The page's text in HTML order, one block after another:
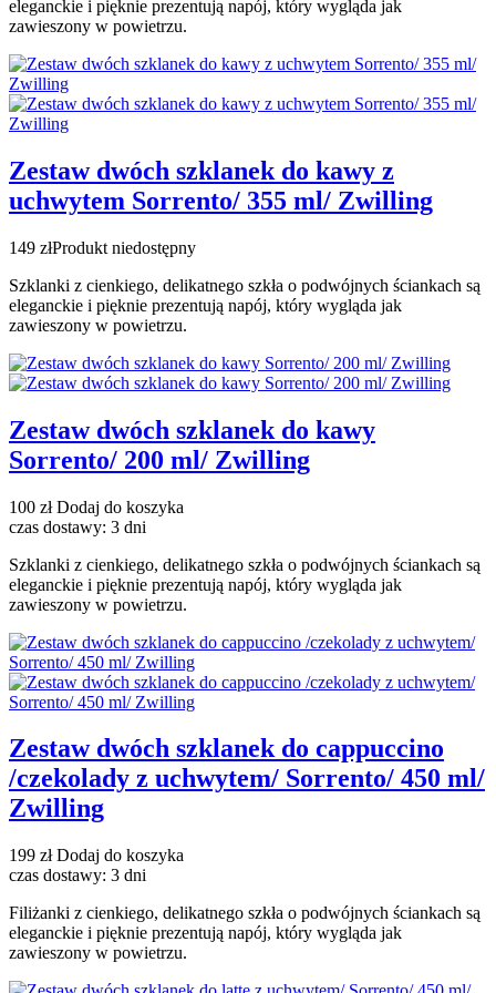
eleganckie i pięknie prezentują napój, który wygląda jak
zawieszony w powietrzu.
Zestaw dwóch szklanek do kawy z
uchwytem Sorrento/ 355 ml/ Zwilling
149 złProdukt niedostępny
Szklanki z cienkiego, delikatnego szkła o podwójnych ściankach są
eleganckie i pięknie prezentują napój, który wygląda jak
zawieszony w powietrzu.
Zestaw dwóch szklanek do kawy
Sorrento/ 200 ml/ Zwilling
100 złDodaj do koszyka
czas dostawy: 3 dni
Szklanki z cienkiego, delikatnego szkła o podwójnych ściankach są
eleganckie i pięknie prezentują napój, który wygląda jak
zawieszony w powietrzu.
Zestaw dwóch szklanek do cappuccino
/czekolady z uchwytem/ Sorrento/ 450 ml/
Zwilling
199 złDodaj do koszyka
czas dostawy: 3 dni
Filiżanki z cienkiego, delikatnego szkła o podwójnych ściankach są
eleganckie i pięknie prezentują napój, który wygląda jak
zawieszony w powietrzu.